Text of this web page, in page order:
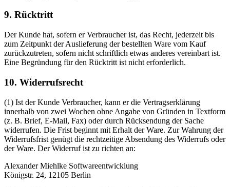
9. Rücktritt
Der Kunde hat, sofern er Verbraucher ist, das Recht, jederzeit bis
zum Zeitpunkt der Auslieferung der bestellten Ware vom Kauf
zurückzutreten, sofern nicht schriftlich etwas anderes vereinbart ist.
Eine Begründung für den Rücktritt ist nicht erforderlich.
10. Widerrufsrecht
(1) Ist der Kunde Verbraucher, kann er die Vertragserklärung
innerhalb von zwei Wochen ohne Angabe von Gründen in Textform
(z. B. Brief, E-Mail, Fax) oder durch Rücksendung der Sache
widerrufen. Die Frist beginnt mit Erhalt der Ware. Zur Wahrung der
Widerrufsfrist genügt die rechtzeitige Absendung des Widerrufs oder
der Ware. Der Widerruf ist zu richten an:
Alexander Miehlke Softwareentwicklung
Königstr. 24, 12105 Berlin